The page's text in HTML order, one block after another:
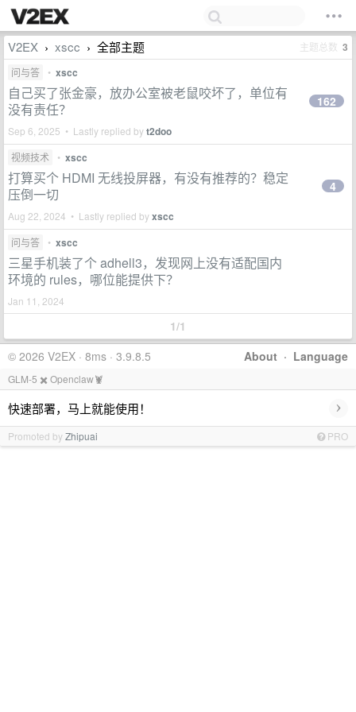
V2EX › xscc › 全部主题 主题总数 3
问与答 • xscc
自己买了张金豪，放办公室被老鼠咬坏了，单位有
没有责任？
Sep 6, 2025 • Lastly replied byt2doo
162
视频技术 • xscc
打算买个 HDMI 无线投屏器，有没有推荐的？稳定
压倒一切
Aug 22, 2024 • Lastly replied byxscc
4
问与答 • xscc
三星手机装了个 adhell3，发现网上没有适配国内
环境的 rules，哪位能提供下？
Jan 11, 2024
1/1
About · Language
© 2026 V2EX · 8ms · 3.9.8.5
GLM-5 ✖️ Openclaw🦞
快速部署，马上就能使用！ ›
Promoted byZhipuai PRO